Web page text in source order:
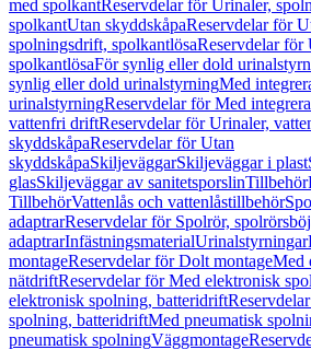
med spolkantReservdelar för Urinaler,
spolkantUtan skyddskåpaReservdelar för
spolningsdrift, spolkantlösaReservdelar för
spolkantlösaFör synlig eller dold
synlig eller dold urinalstyrningMed
urinalstyrningReservdelar för Med
vattenfri driftReservdelar för Urinaler,
skyddskåpaReservdelar för Utan
skyddskåpaSkiljeväggarSkiljeväggar i plast
glasSkiljeväggar av sanitetsporslinTillbehör
TillbehörVattenlås och vattenlåstillbehör
adaptrarReservdelar för Spolrör,
adaptrarInfästningsmaterialUrinalstyrningar
montageReservdelar för Dolt montageMed
nätdriftReservdelar för Med elektronisk
elektronisk spolning, batteridrift
spolning, batteridriftMed pneumatisk
pneumatisk spolningVäggmontage